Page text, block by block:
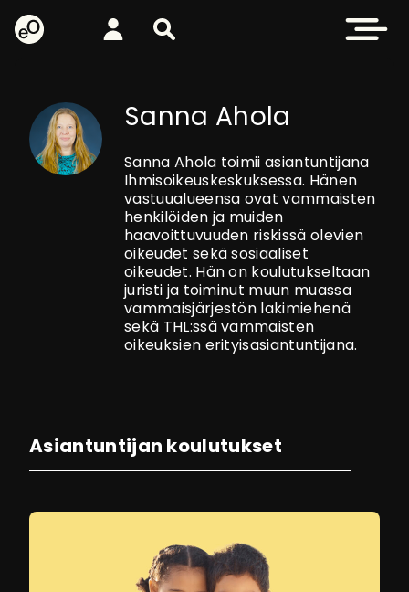
eOppiva - Etusivulle
Kirjaudu Etsi sivustolta Avaa
Sanna Ahola
Sanna Ahola toimii asiantuntijana
Ihmisoikeuskeskuksessa. Hänen
vastuualueensa ovat vammaisten
henkilöiden ja muiden
haavoittuvuuden riskissä olevien
oikeudet sekä sosiaaliset
oikeudet. Hän on koulutukseltaan
juristi ja toiminut muun muassa
vammaisjärjestön lakimiehenä
sekä THL:ssä vammaisten
oikeuksien erityisasiantuntijana.
Asiantuntijan koulutukset